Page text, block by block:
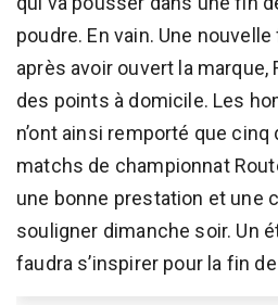
poudre. En vain. Une
après avoir ouvert la marque,
des points à domicile. Les
n’ont ainsi remporté que
matchs de championnat
une bonne prestation et une
souligner dimanche soir. Un
faudra s’inspirer pour la fin